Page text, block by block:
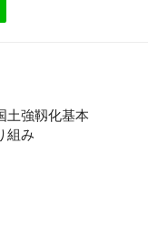
土強靱化基本
組み